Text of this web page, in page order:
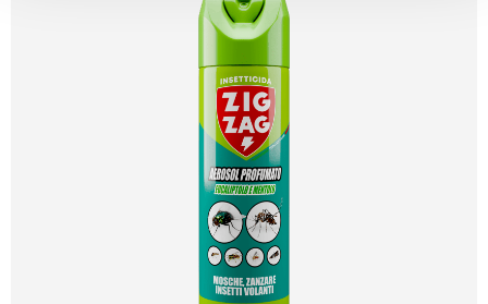
nostri partner che si occupano di analisi dei dati web,
pubblicità e social media, i quali potrebbero combinarle con
altre informazioni che ha fornito loro o che hanno raccolto
dal suo utilizzo dei loro servizi.